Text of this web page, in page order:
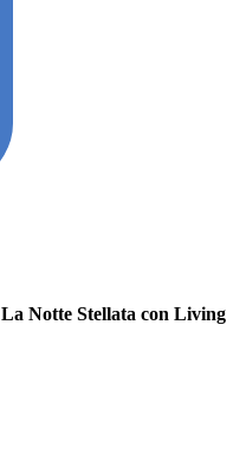
La Notte Stellata con Living